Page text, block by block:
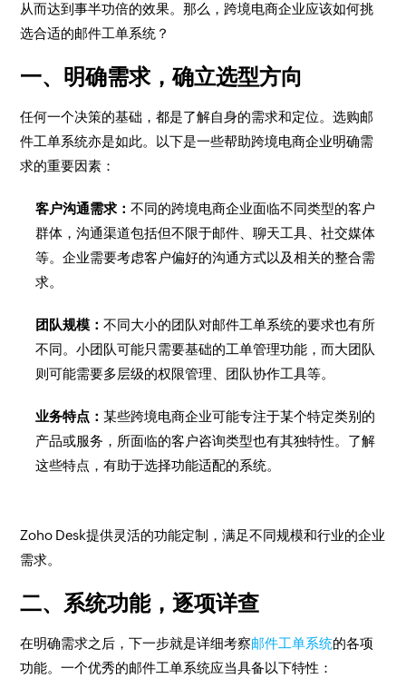
从而达到事半功倍的效果。那么，跨境电商企业应该如何挑
选合适的邮件工单系统？
一、明确需求，确立选型方向
任何一个决策的基础，都是了解自身的需求和定位。选购邮
件工单系统亦是如此。以下是一些帮助跨境电商企业明确需
求的重要因素：
客户沟通需求：不同的跨境电商企业面临不同类型的客户
群体，沟通渠道包括但不限于邮件、聊天工具、社交媒体
等。企业需要考虑客户偏好的沟通方式以及相关的整合需
求。
团队规模：不同大小的团队对邮件工单系统的要求也有所
不同。小团队可能只需要基础的工单管理功能，而大团队
则可能需要多层级的权限管理、团队协作工具等。
业务特点：某些跨境电商企业可能专注于某个特定类别的
产品或服务，所面临的客户咨询类型也有其独特性。了解
这些特点，有助于选择功能适配的系统。
Zoho Desk提供灵活的功能定制，满足不同规模和行业的企业
需求。
二、系统功能，逐项详查
在明确需求之后，下一步就是详细考察邮件工单系统的各项
功能。一个优秀的邮件工单系统应当具备以下特性：